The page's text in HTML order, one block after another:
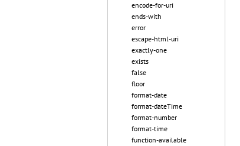
encode-for-uri
ends-with
error
escape-html-uri
exactly-one
exists
false
floor
format-date
format-dateTime
format-number
format-time
function-available